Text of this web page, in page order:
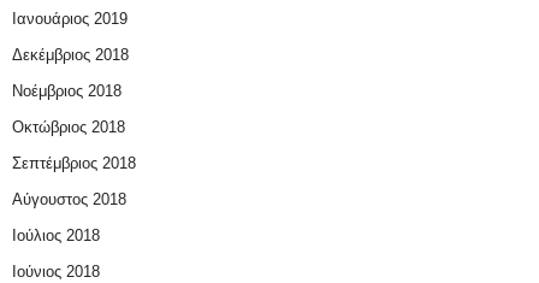
Ιανουάριος 2019
Δεκέμβριος 2018
Νοέμβριος 2018
Οκτώβριος 2018
Σεπτέμβριος 2018
Αύγουστος 2018
Ιούλιος 2018
Ιούνιος 2018